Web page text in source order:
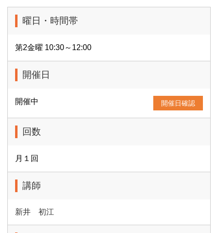
曜日・時間帯
第2金曜 10:30～12:00
開催日
開催中 開催日確認
回数
月１回
講師
新井 初江